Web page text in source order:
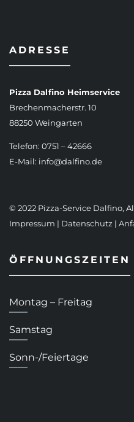
ADRESSE
Pizza Dalfino Heimservice
Brechenmacherstr. 10
88250 Weingarten
Telefon: 0751 – 42666
E-Mail: info@dalfino.de
© 2022 Pizza-Service Dalfino,
Impressum | Datenschutz |
ÖFFNUNGSZEITEN
Montag – Freitag
Samstag
Sonn-/Feiertage